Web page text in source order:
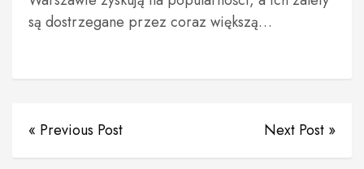
są dostrzegane przez coraz większą…
« Previous Post Next Post »